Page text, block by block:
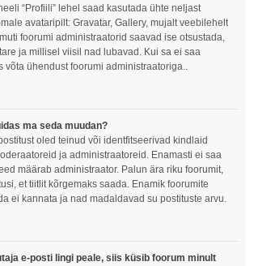
“Profiili” lehel saad kasutada ühte neljast
avataripilt: Gravatar, Gallery, mujalt veebilehelt
foorumi administraatorid saavad ise otsustada,
ja millisel viisil nad lubavad. Kui sa ei saa
võta ühendust foorumi administraatoriga..
ma seda muudan?
oled teinud või identfitseerivad kindlaid
ja administraatoreid. Enamasti ei saa
määrab administraator. Palun ära riku foorumit,
et tiitlit kõrgemaks saada. Enamik foorumite
ei kannata ja nad madaldavad su postituste arvu.
e-posti lingi peale, siis küsib foorum minult